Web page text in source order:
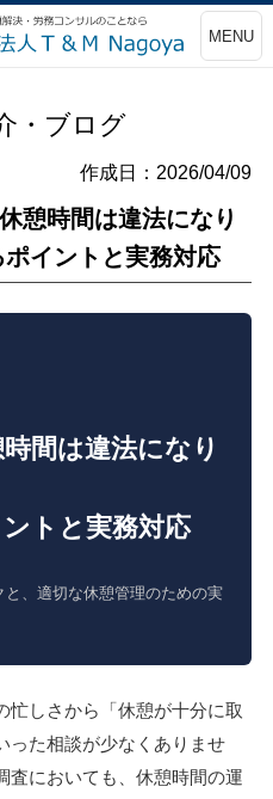
MENU
・ブログ
作成日：2026/04/09
憩時間は違法になり
イントと実務対応
間は違法になり
トと実務対応
、適切な休憩管理のための実
忙しさから「休憩が十分に取
った相談が少なくありませ
査においても、休憩時間の運